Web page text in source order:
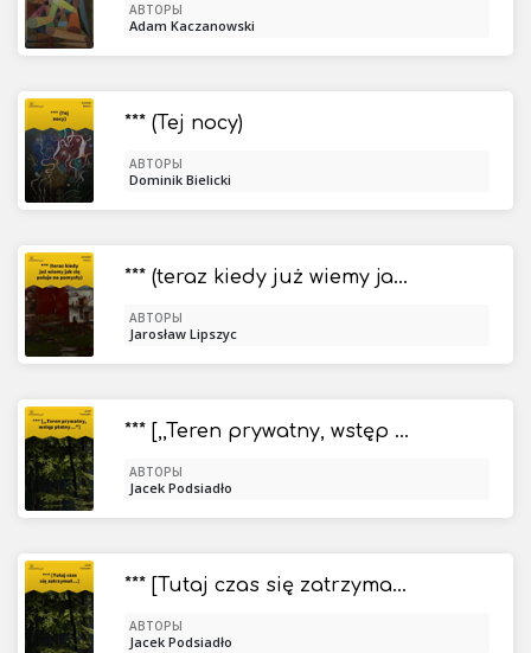
АВТОРЫ
Adam Kaczanowski
*** (Tej nocy)
АВТОРЫ
Dominik Bielicki
*** (teraz kiedy już wiemy jak się poluje na pomysły)
АВТОРЫ
Jarosław Lipszyc
*** [,,Teren prywatny, wstęp płatny..."]
АВТОРЫ
Jacek Podsiadło
*** [Tutaj czas się zatrzymał...]
АВТОРЫ
Jacek Podsiadło